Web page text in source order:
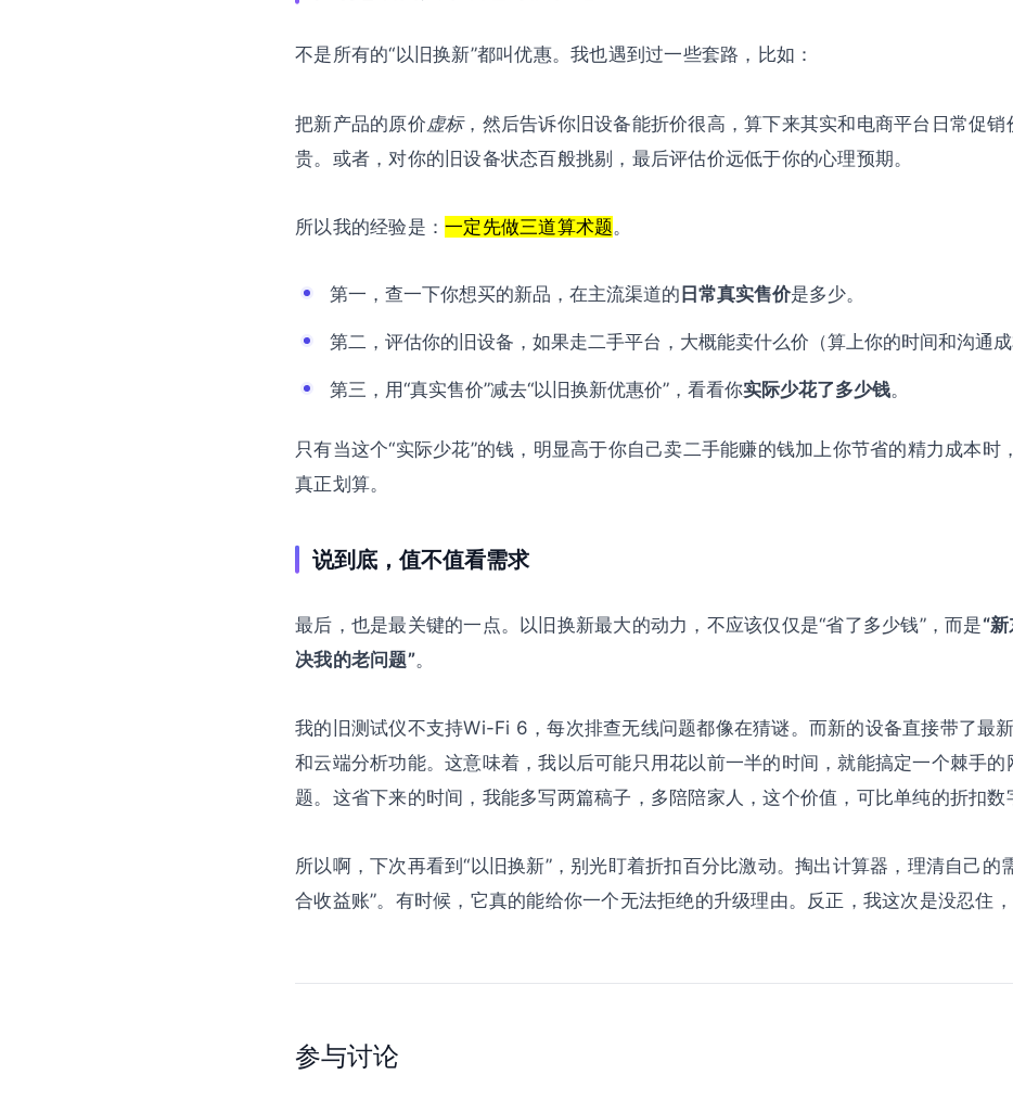
不是所有的“以旧换新”都叫优惠。我也遇到过一些套路，比如：
把新产品的原价虚标，然后告诉你旧设备能折价很高，算下来其实和电商平台日常促销
贵。或者，对你的旧设备状态百般挑剔，最后评估价远低于你的心理预期。
所以我的经验是：一定先做三道算术题。
第一，查一下你想买的新品，在主流渠道的 日常真实售价是多少。
第二，评估你的旧设备，如果走二手平台，大概能卖什么价（算上你的时间和沟通成
第三，用“真实售价”减去“以旧换新优惠价”，看看你实际少花了多少钱。
只有当这个“实际少花”的钱，明显高于你自己卖二手能赚的钱加上你节省的精力成本时
真正划算。
说到底，值不值看需求
最后，也是最关键的一点。以旧换新最大的动力，不应该仅仅是“省了多少钱”，而是“
决我的老问题”。
我的旧测试仪不支持Wi-Fi 6，每次排查无线问题都像在猜谜。而新的设备直接带了最
和云端分析功能。这意味着，我以后可能只用花以前一半的时间，就能搞定一个棘手的
题。这省下来的时间，我能多写两篇稿子，多陪陪家人，这个价值，可比单纯的折扣数
所以啊，下次再看到“以旧换新”，别光盯着折扣百分比激动。掏出计算器，理清自己的
合收益账”。有时候，它真的能给你一个无法拒绝的升级理由。反正，我这次是没忍住，
参与讨论